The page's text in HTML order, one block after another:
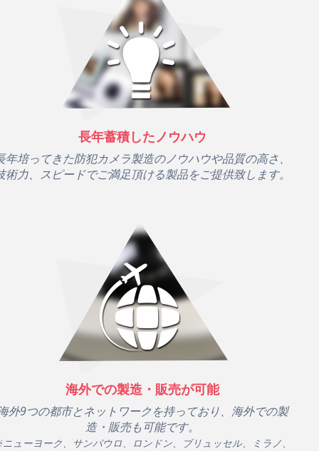
長年蓄積したノウハウ
年培ってきた防犯カメラ製造のノウハウや品質の高さ、
術力、スピードでご満足頂ける製品をご提供致します。
海外での製造・販売が可能
外9つの都市とネットワークを持っており、海外での製
造・販売も可能です。
ューヨーク、サンパウロ、ロンドン、ブリュッセル、ミラノ、